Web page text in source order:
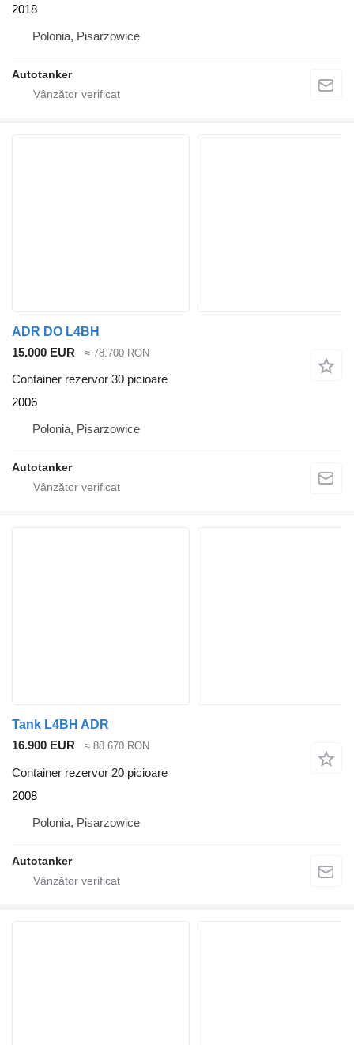
2018
Polonia, Pisarzowice
Autotanker
ADR DO L4BH
15.000 EUR
≈ 78.700 RON
Container rezervor 30 picioare
2006
Polonia, Pisarzowice
Autotanker
Tank L4BH ADR
16.900 EUR
≈ 88.670 RON
Container rezervor 20 picioare
2008
Polonia, Pisarzowice
Autotanker